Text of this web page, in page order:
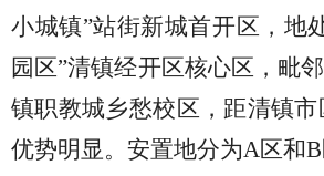
小城镇”站街新城首开区，地
园区”清镇经开区核心区，毗
镇职教城乡愁校区，距清镇市
优势明显。安置地分为A区和